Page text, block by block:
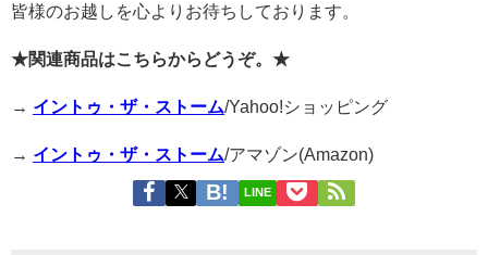
皆様のお越しを心よりお待ちしております。
★関連商品はこちらからどうぞ。★
→ イントゥ・ザ・ストーム/Yahoo!ショッピング
→ イントゥ・ザ・ストーム/アマゾン(Amazon)
LINE